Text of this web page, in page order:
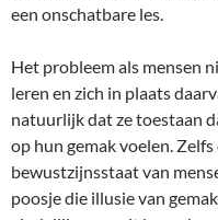
een onschatbare les.
Het probleem als mensen
leren en zich in plaats
natuurlijk dat ze toestaan
op hun gemak voelen.
bewustzijnsstaat van
poosje die illusie van